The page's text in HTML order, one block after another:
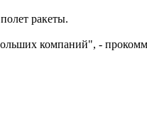
ракеты.
компаний", -